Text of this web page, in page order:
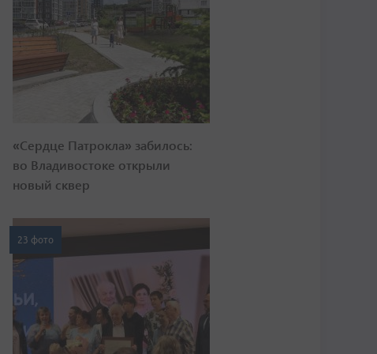
«Сердце Патрокла» забилось:
во Владивостоке открыли
новый сквер
23 фото